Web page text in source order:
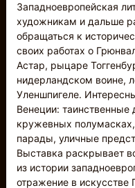
Западноевропейская
художникам и дальше
обращаться к
своих работах о
Астар, рыцаре
нидерландском воине,
Уленшпигеле.
Венеции:
кружевных
парады, уличные
Выставка раскрывает
из истории
отражение в искусстве